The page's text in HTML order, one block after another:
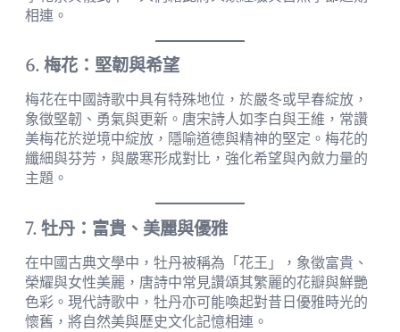
相連。
6. 梅花：堅韌與希望
梅花在中國詩歌中具有特殊地位，於嚴冬或早春綻放，
象徵堅韌、勇氣與更新。唐宋詩人如李白與王維，常讚
美梅花於逆境中綻放，隱喻道德與精神的堅定。梅花的
纖細與芬芳，與嚴寒形成對比，強化希望與內斂力量的
主題。
7. 牡丹：富貴、美麗與優雅
在中國古典文學中，牡丹被稱為「花王」，象徵富貴、
榮耀與女性美麗，唐詩中常見讚頌其繁麗的花瓣與鮮艷
色彩。現代詩歌中，牡丹亦可能喚起對昔日優雅時光的
懷舊，將自然美與歷史文化記憶相連。